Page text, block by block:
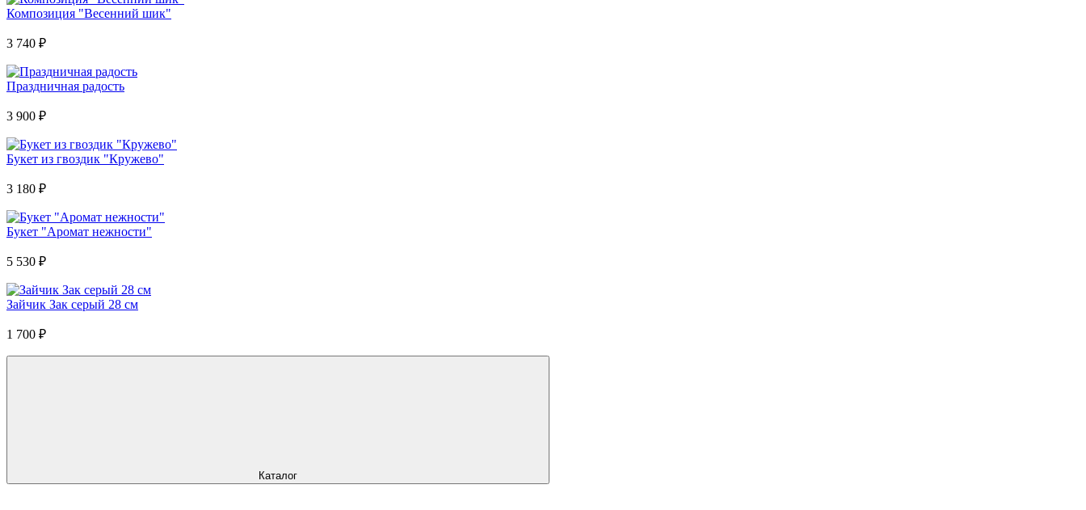
Композиция "Весенний шик"
3 740 ₽
Праздничная радость
3 900 ₽
Букет из гвоздик "Кружево"
3 180 ₽
Букет "Аромат нежности"
5 530 ₽
Зайчик Зак серый 28 см
1 700 ₽
Каталог